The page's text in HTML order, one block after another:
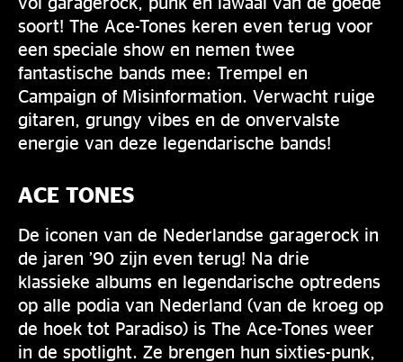
soort! The Ace-Tones keren even terug voor
een speciale show en nemen twee
fantastische bands mee: Trempel en
Campaign of Misinformation. Verwacht ruige
gitaren, grungy vibes en de onvervalste
energie van deze legendarische bands!
ACE TONES
De iconen van de Nederlandse garagerock in
de jaren ’90 zijn even terug! Na drie
klassieke albums en legendarische optredens
op alle podia van Nederland (van de kroeg op
de hoek tot Paradiso) is The Ace-Tones weer
in de spotlight. Ze brengen hun sixties-punk,